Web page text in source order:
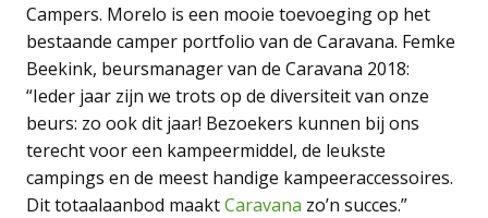
Campers. Morelo is een mooie toevoeging op het
bestaande camper portfolio van de Caravana. Femke
Beekink, beursmanager van de Caravana 2018:
“Ieder jaar zijn we trots op de diversiteit van onze
beurs: zo ook dit jaar! Bezoekers kunnen bij ons
terecht voor een kampeermiddel, de leukste
campings en de meest handige kampeeraccessoires.
Dit totaalaanbod maaktCaravana zo’n succes.”